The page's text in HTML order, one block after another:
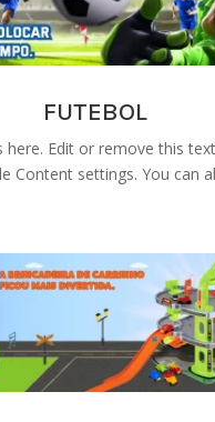
FUTEBOL
here. Edit or remove this
Content settings. You can